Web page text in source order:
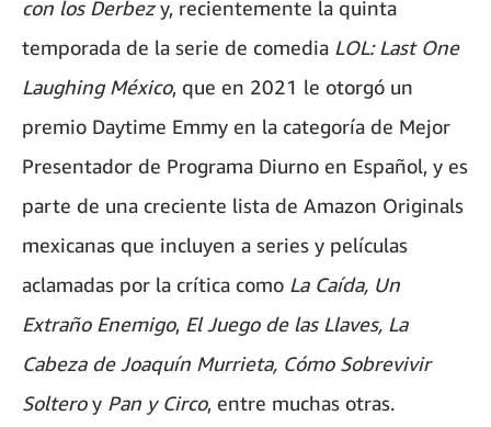
con los Derbezy, recientemente la quinta
temporada de la serie de comedia LOL: Last One
Laughing México, que en 2021 le otorgó un
premio Daytime Emmy en la categoría de Mejor
Presentador de Programa Diurno en Español, y es
parte de una creciente lista de Amazon Originals
mexicanas que incluyen a series y películas
aclamadas por la crítica como La Caída, Un
Extraño Enemigo, El Juego de las Llaves, La
Cabeza de Joaquín Murrieta, Cómo Sobrevivir
Solteroy Pan y Circo, entre muchas otras.